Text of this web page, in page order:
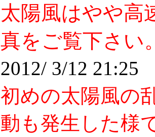
太陽風はやや高
真をご覧下さい
2012/ 3/12
初めの太陽風の
動も発生した様